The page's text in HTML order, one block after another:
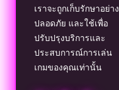
เราจะถูกเก็บรักษาอย่าง
ปลอดภัย และใช้เพื่อ
ปรับปรุงบริการและ
ประสบการณ์การเล่น
เกมของคุณเท่านั้น